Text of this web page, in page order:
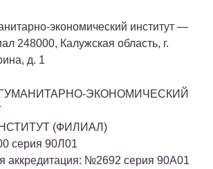
экономический институт —
248000, Калужская область, г.
д. 1
ЭКОНОМИЧЕСКИЙ
(ФИЛИАЛ)
серия 90Л01
аккредитация: №2692 серия 90А01